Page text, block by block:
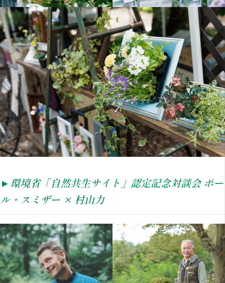
►環境省「自然共生サイト」認定記念対談会 ポー
ル・スミザー × 村山力